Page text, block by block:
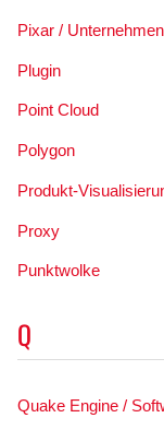
Pixar / Unternehmen
Plugin
Point Cloud
Polygon
Produkt-
Proxy
Punktwolke
Q
Quake Engine /